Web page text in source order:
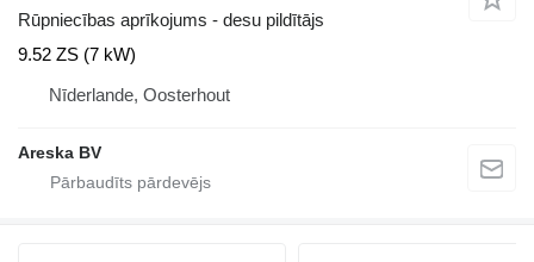
Rūpniecības aprīkojums - desu pildītājs
9.52 ZS (7 kW)
Nīderlande, Oosterhout
Areska BV